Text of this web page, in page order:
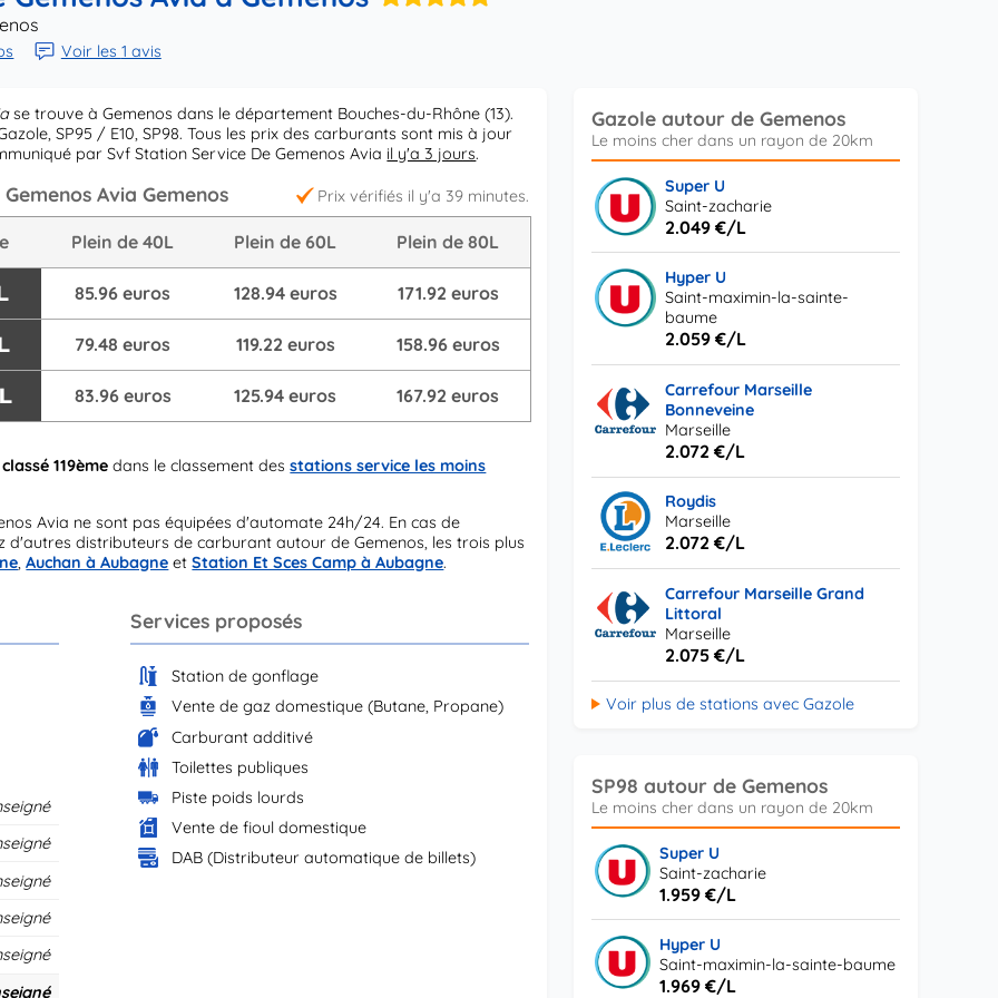
Voir les 1 avis
se trouve à Gemenos dans le département Bouches-du-Rhône (13).
SP95 / E10, SP98. Tous les prix des carburants sont mis à jour
par Svf Station Service De Gemenos Avia il y'a 3 jours.
Prix vérifiés il y'a 39 minutes.
Avia Gemenos
Plein de 40L Plein de 60L Plein de 80L
85.96 euros 128.94 euros 171.92 euros
79.48 euros 119.22 euros 158.96 euros
83.96 euros 125.94 euros 167.92 euros
classé 119ème dans le classement desstations service les moins
Avia ne sont pas équipées d'automate 24h/24. En cas de
distributeurs de carburant autour de Gemenos, les trois plus
,Auchan à Aubagne etStation Et Sces Camp à Aubagne.
Services proposés
Station de gonflage
Vente de gaz domestique (Butane, Propane)
Carburant additivé
Toilettes publiques
Piste poids lourds
Vente de fioul domestique
DAB (Distributeur automatique de billets)
Gazole autour de Gemenos
Super U
Saint-zacharie
2.049 €/L
Hyper U
Saint-maximin-la-sainte-
baume
2.059 €/L
Carrefour Marseille
Bonneveine
Marseille
2.072 €/L
Roydis
Marseille
2.072 €/L
Carrefour Marseille Grand
Littoral
Marseille
2.075 €/L
Voir plus de stations avec Gazole
SP98 autour de Gemenos
Super U
Saint-zacharie
1.959 €/L
Hyper U
Saint-maximin-la-sainte-baume
1.969 €/L